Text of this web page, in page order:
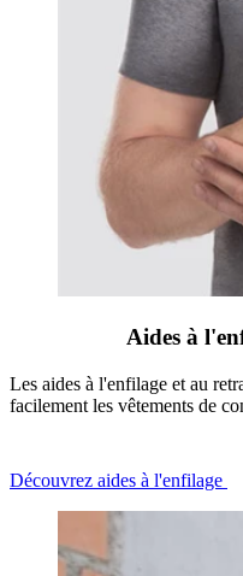
Aides à
Les aides à l'enfilage et au
facilement les vêtements de
Découvrez aides à l'enfilage